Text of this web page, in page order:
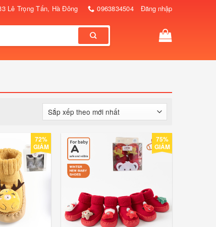
Lê Trọng Tấn, Hà Đông 0963834504 Đăng nhập
72%
GIẢM
75%
GIẢM